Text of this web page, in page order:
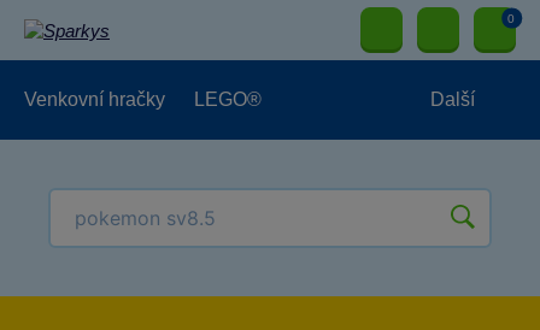
0
Venkovní hračky LEGO® Další